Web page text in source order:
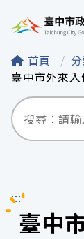
臺
首頁
臺中市外來
:::
臺中